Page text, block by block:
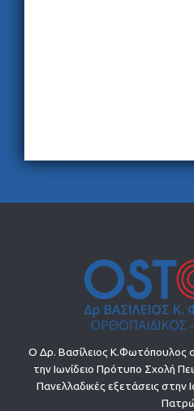
Ο Δρ. Βασίλειος Κ.Φωτόπουλος
την Ιωνίδειο Πρότυπο Σχολή
Πανελλαδικές εξετάσεις στην